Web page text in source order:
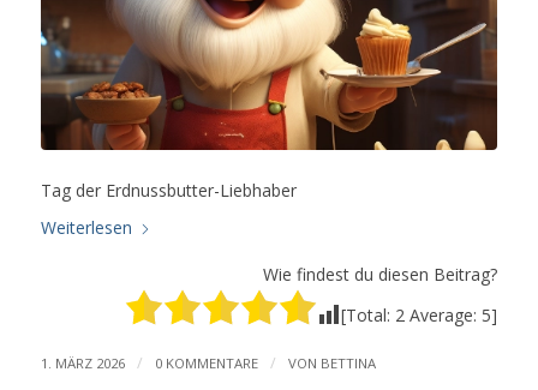
Tag der Erdnussbutter-Liebhaber
Weiterlesen
Wie findest du diesen Beitrag?
[Total: 2 Average: 5]
1. MÄRZ 2026 / 0 KOMMENTARE / VON BETTINA